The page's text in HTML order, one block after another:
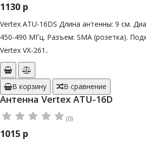
1130 р
Vertex ATU-16DS Длина антенны: 9 см.
450-490 МГц. Разъем: SMA (розетка).
Vertex VX-261..
В корзину В сравнение
Антенна Vertex ATU-16D
(0)
1015 р